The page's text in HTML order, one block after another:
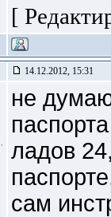
[
14.12.2012, 15:31
не
ладов
сам